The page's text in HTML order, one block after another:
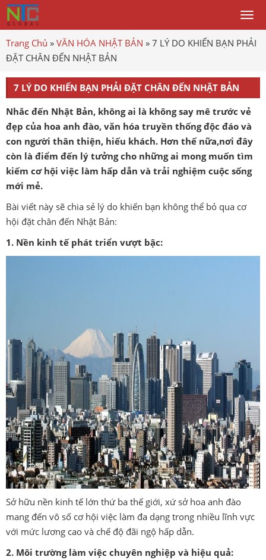
Trang Chủ » VĂN HÓA NHẬT BẢN » 7 LÝ DO KHIẾN BẠN PHẢI
ĐẶT CHÂN ĐẾN NHẬT BẢN
7 LÝ DO KHIẾN BẠN PHẢI ĐẶT CHÂN ĐẾN NHẬT BẢN
Nhắc đến Nhật Bản, không ai là không say mê trước vẻ
đẹp của hoa anh đào, văn hóa truyền thống độc đáo và
con người thân thiện, hiếu khách. Hơn thế nữa,nơi đây
còn là điểm đến lý tưởng cho những ai mong muốn tìm
kiếm cơ hội việc làm hấp dẫn và trải nghiệm cuộc sống
mới mẻ.
Bài viết này sẽ chia sẻ lý do khiến bạn không thể bỏ qua cơ
hội đặt chân đến Nhật Bản:
1. Nền kinh tế phát triển vượt bậc:
Sở hữu nền kinh tế lớn thứ ba thế giới, xứ sở hoa anh đào
mang đến vô số cơ hội việc làm đa dạng trong nhiều lĩnh vực
với mức lương cao và chế độ đãi ngộ hấp dẫn.
2. Môi trường làm việc chuyên nghiệp và hiệu quả: